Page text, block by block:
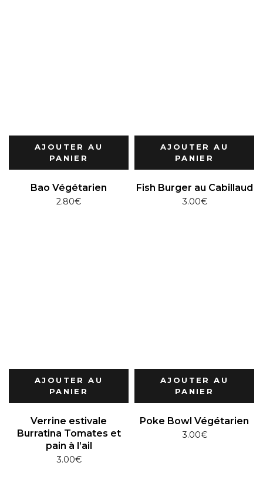
AJOUTER AU
PANIER
Bao Végétarien
2.80€
AJOUTER AU
PANIER
Fish Burger au Cabillaud
3.00€
AJOUTER AU
PANIER
Verrine estivale
Burratina Tomates et
pain à l’ail
3.00€
AJOUTER AU
PANIER
Poke Bowl Végétarien
3.00€